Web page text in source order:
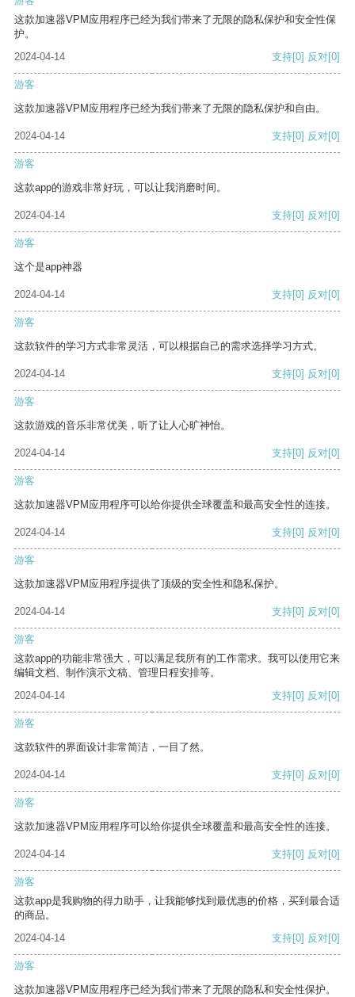
这款加速器VPM应用程序已经为我们带来了无限的隐私保护和安全性保
护。
2024-04-14
支持[0] 反对[0]
游客
这款加速器VPM应用程序已经为我们带来了无限的隐私保护和自由。
2024-04-14 支持[0] 反对[0]
游客
这款app的游戏非常好玩，可以让我消磨时间。
2024-04-14 支持[0] 反对[0]
游客
这个是app神器
2024-04-14 支持[0] 反对[0]
游客
这款软件的学习方式非常灵活，可以根据自己的需求选择学习方式。
2024-04-14 支持[0] 反对[0]
游客
这款游戏的音乐非常优美，听了让人心旷神怡。
2024-04-14 支持[0] 反对[0]
游客
这款加速器VPM应用程序可以给你提供全球覆盖和最高安全性的连接。
2024-04-14 支持[0] 反对[0]
游客
这款加速器VPM应用程序提供了顶级的安全性和隐私保护。
2024-04-14 支持[0] 反对[0]
游客
这款app的功能非常强大，可以满足我所有的工作需求。我可以使用它来
编辑文档、制作演示文稿、管理日程安排等。
2024-04-14
支持[0] 反对[0]
游客
这款软件的界面设计非常简洁，一目了然。
2024-04-14 支持[0] 反对[0]
游客
这款加速器VPM应用程序可以给你提供全球覆盖和最高安全性的连接。
2024-04-14 支持[0] 反对[0]
游客
这款app是我购物的得力助手，让我能够找到最优惠的价格，买到最合适
的商品。
2024-04-14
支持[0] 反对[0]
游客
这款加速器VPM应用程序已经为我们带来了无限的隐私和安全性保护。